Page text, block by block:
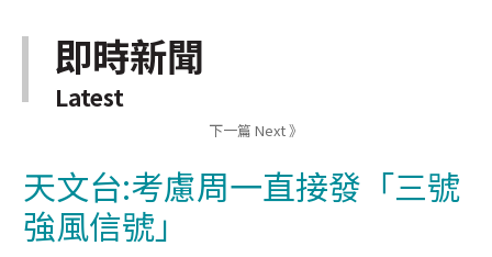
即時新聞
Latest
下一篇 Next 》
天文台:考慮周一直接發「三號
強風信號」